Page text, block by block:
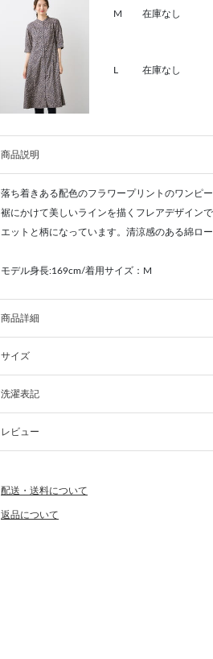
M 在庫なし
L 在庫なし
商品説明
落ち着きある配色のフラワープリントのワンピー
裾にかけて美しいラインを描くフレアデザイン
エットと柄になっています。清涼感のある綿ロ
モデル身長:169cm/着用サイズ：M
商品詳細
サイズ
洗濯表記
レビュー
配送・送料について
返品について